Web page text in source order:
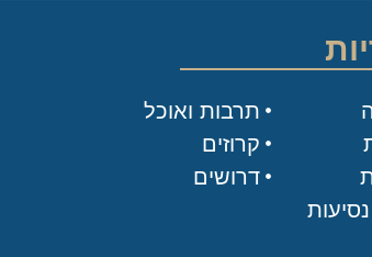
תרבות ואוכל
קרוזים
דרושים